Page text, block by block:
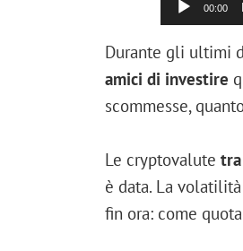
00:00
Durante gli ultimi
amici di investire
scommesse,
Le cryptovalute
è data. La
fin ora: come